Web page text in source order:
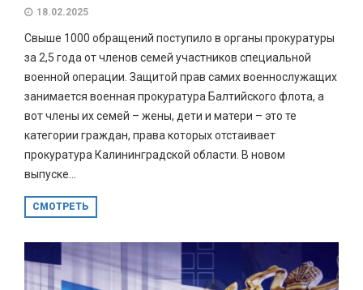
18.02.2025
Свыше 1000 обращений поступило в органы прокуратуры
за 2,5 года от членов семей участников специальной
военной операции. Защитой прав самих военнослужащих
занимается военная прокуратура Балтийского флота, а
вот члены их семей – жены, дети и матери – это те
категории граждан, права которых отстаивает
прокуратура Калининградской области. В новом
выпуске...
СМОТРЕТЬ